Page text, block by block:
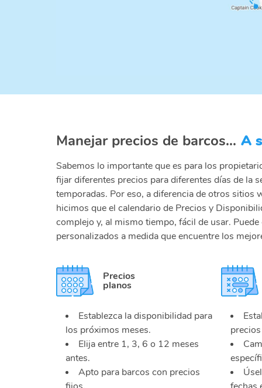
Manejar precios de barcos... A
Sabemos lo importante que es para los
fijar diferentes precios para diferentes días de la
temporadas. Por eso, a diferencia de otros sitios
hicimos que el calendario de Precios y
complejo y, al mismo tiempo, fácil de usar.
personalizados a medida que encuentre los
Precios
planos
Establezca la disponibilidad para
los próximos meses.
Elija entre 1, 3, 6 o 12 meses
antes.
Apto para barcos con precios